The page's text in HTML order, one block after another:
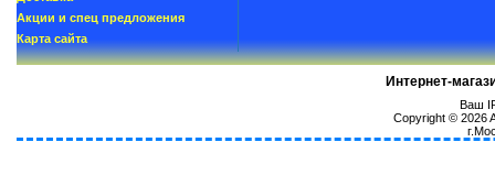
Акции и спец предложения
Карта сайта
Интернет-
Ваш
Copyright © 2026